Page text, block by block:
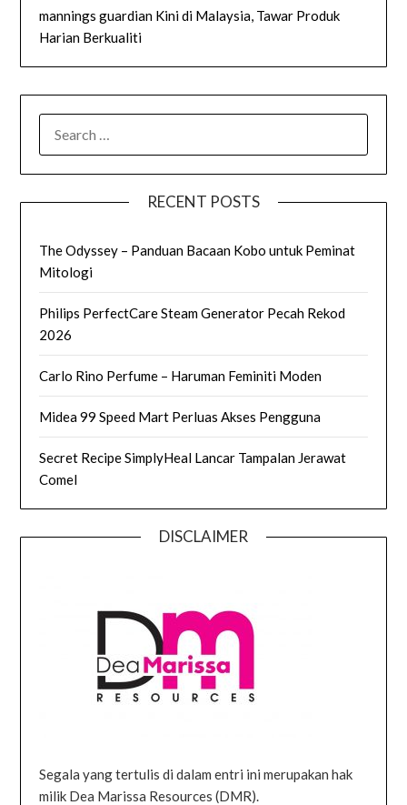
mannings guardian Kini di Malaysia, Tawar Produk
Harian Berkualiti
FOR:
RECENT POSTS
The Odyssey – Panduan Bacaan Kobo untuk Peminat
Mitologi
Philips PerfectCare Steam Generator Pecah Rekod
2026
Carlo Rino Perfume – Haruman Feminiti Moden
Midea 99 Speed Mart Perluas Akses Pengguna
Secret Recipe SimplyHeal Lancar Tampalan Jerawat
Comel
DISCLAIMER
Segala yang tertulis di dalam entri ini merupakan hak
milik Dea Marissa Resources (DMR).